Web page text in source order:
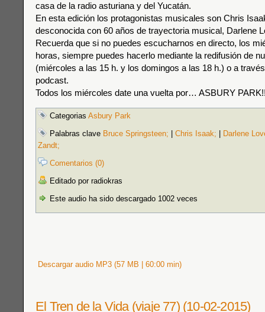
casa de la radio asturiana y del Yucatán.
En esta edición los protagonistas musicales son Chris
desconocida con 60 años de trayectoria musical, Darlene
Recuerda que si no puedes escucharnos en directo, los
horas, siempre puedes hacerlo mediante la redifusión de
(miércoles a las 15 h. y los domingos a las 18 h.) o a
podcast.
Todos los miércoles date una vuelta por… ASBURY
Categorias Asbury Park
Palabras clave Bruce Springsteen; Chris Isaak;
Darlene
Zandt;
Comentarios (0)
Editado por radiokras
Este audio ha sido descargado 1002 veces
Descargar audio MP3 (57 MB | 60:00 min)
El Tren de la Vida (viaje 77) (10-02-2015)